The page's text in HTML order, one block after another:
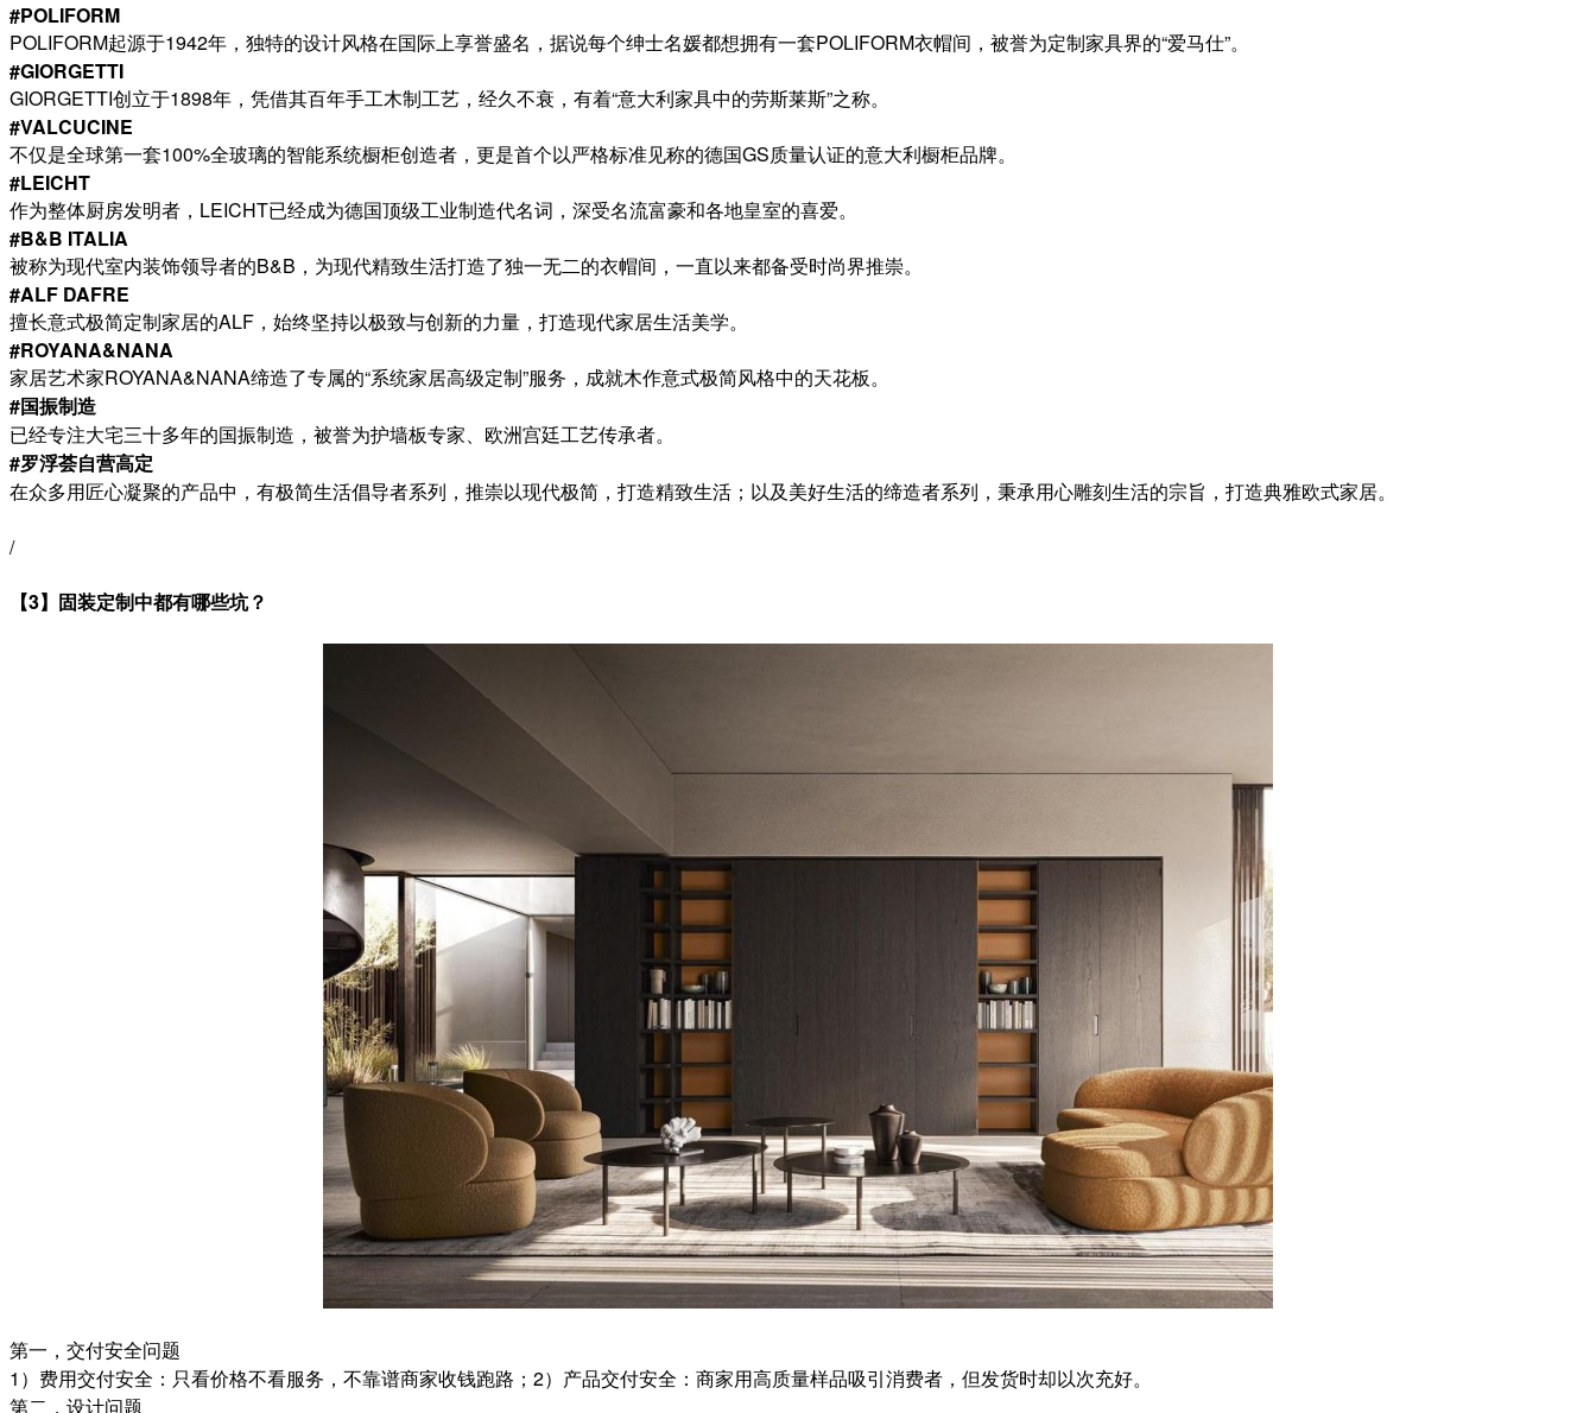
#POLIFORM
POLIFORM起源于1942年，独特的设计风格在国际上享誉盛名，据说每个绅士名媛都想拥有一套POLIFORM衣帽间，被誉为定制家具界的“爱马仕”。
#GIORGETTI
GIORGETTI创立于1898年，凭借其百年手工木制工艺，经久不衰，有着“意大利家具中的劳斯莱斯”之称。
#VALCUCINE
不仅是全球第一套100%全玻璃的智能系统橱柜创造者，更是首个以严格标准见称的德国GS质量认证的意大利橱柜品牌。
#LEICHT
作为整体厨房发明者，LEICHT已经成为德国顶级工业制造代名词，深受名流富豪和各地皇室的喜爱。
#B&B ITALIA
被称为现代室内装饰领导者的B&B，为现代精致生活打造了独一无二的衣帽间，一直以来都备受时尚界推崇。
#ALF DAFRE
擅长意式极简定制家居的ALF，始终坚持以极致与创新的力量，打造现代家居生活美学。
#ROYANA&NANA
家居艺术家ROYANA&NANA缔造了专属的“系统家居高级定制”服务，成就木作意式极简风格中的天花板。
#国振制造
已经专注大宅三十多年的国振制造，被誉为护墙板专家、欧洲宫廷工艺传承者。
#罗浮荟自营高定
在众多用匠心凝聚的产品中，有极简生活倡导者系列，推崇以现代极简，打造精致生活；以及美好生活的缔造者系列，秉承用心雕刻生活的宗旨，打造典雅欧式家居。
/
【3】固装定制中都有哪些坑？
第一，交付安全问题
1）费用交付安全：只看价格不看服务，不靠谱商家收钱跑路；2）产品交付安全：商家用高质量样品吸引消费者，但发货时却以次充好。
第二，设计问题